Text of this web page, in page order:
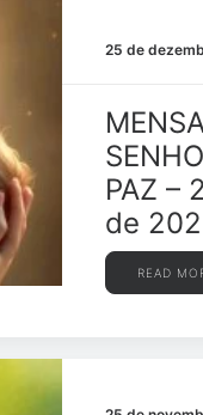
25 de
PAZ –
de
READ